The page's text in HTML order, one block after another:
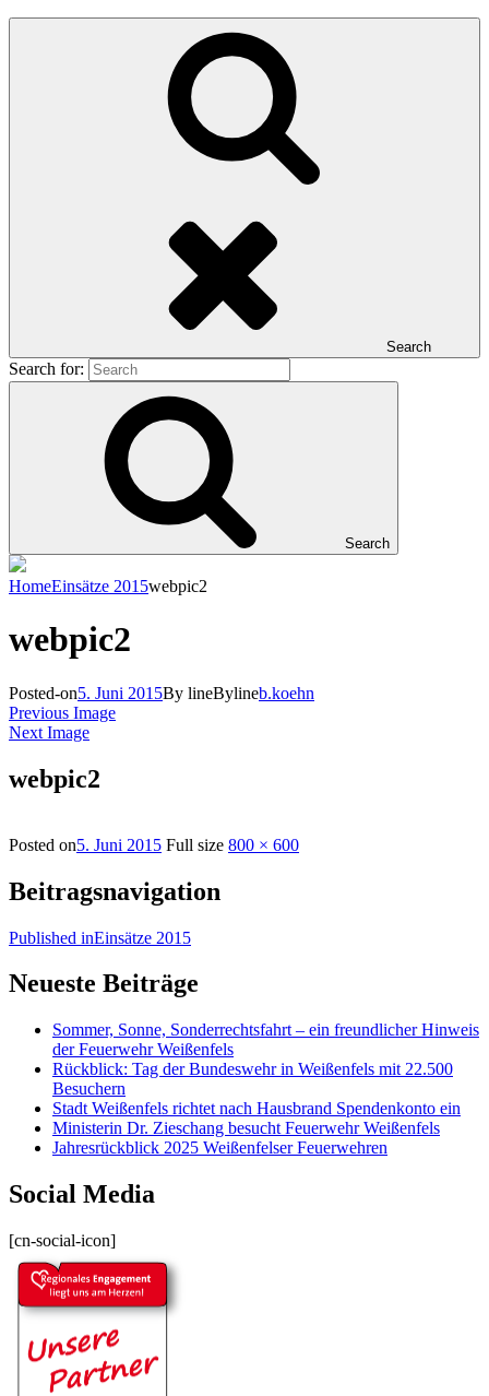
Search
Search for:
Search
HomeEinsätze 2015webpic2
webpic2
Posted-on5. Juni 2015By lineBylineb.koehn
Previous Image
Next Image
webpic2
Posted on5. Juni 2015 Full size 800 × 600
Beitragsnavigation
Published inEinsätze 2015
Neueste Beiträge
Sommer, Sonne, Sonderrechtsfahrt – ein freundlicher Hinweis
der Feuerwehr Weißenfels
Rückblick: Tag der Bundeswehr in Weißenfels mit 22.500
Besuchern
Stadt Weißenfels richtet nach Hausbrand Spendenkonto ein
Ministerin Dr. Zieschang besucht Feuerwehr Weißenfels
Jahresrückblick 2025 Weißenfelser Feuerwehren
Social Media
[cn-social-icon]